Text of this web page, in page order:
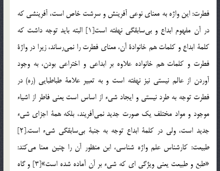
فطرت: اين واژه به معناي نوعي آفرينش و سرشت خاص است، آفرينشي كه
در آن مفهوم ابداع و بي‌سابقگي نهفته است[1] البته بايد توجه داشت كه
كلمة ابداع و كلمات هم خانوادة آن، معناي فطرت را نمي‌رساند، زيرا در واژة
فطرت و كلمات هم خانواده علاوه بر ابداعي و اختراعي بودن، به وجود
آوردن از عالم نيستي نيز نهفته است و به تعبير علامة طباطبايي (ره) در
فطرت توجه به طرد نيستي و ايجاد شيء از اساس است يعني فاطر از اشياء
موجود و مواد مختلف يك صورت جديد نمي‌آفريند، بلكه همة اجزاي شيء
جديد است، ولي در كلمة ابداع توجه به جنبة بي‌سابقگي شيء است.[2]
طبيعت: كارشناس علم واژه شناسي، ابن منظور آن را چنين معنا مي‌كند:
«طبع و طبيعت يعني ويژگي ای كه شيء بر آن آماده شده است»[3] و گاه